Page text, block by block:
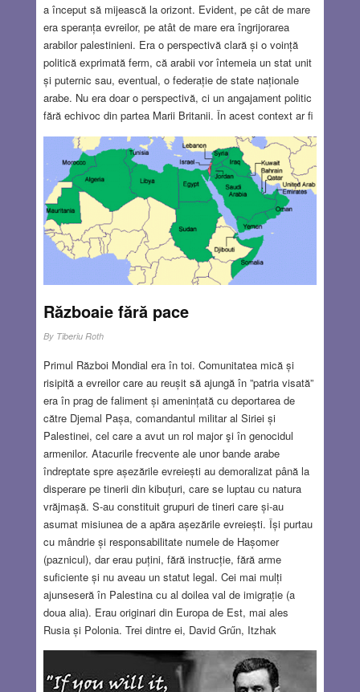
a început să mijească la orizont. Evident, pe cât de mare
era speranța evreilor, pe atât de mare era îngrijorarea
arabilor palestinieni. Era o perspectivă clară și o voință
politică exprimată ferm, că arabii vor întemeia un stat unit
și puternic sau, eventual, o federație de state naționale
arabe. Nu era doar o perspectivă, ci un angajament politic
fără echivoc din partea Marii Britanii. În acest context ar fi
fost firesc și corect ca Marea Britanie, o mare putere cu
multe interese în Orientul Mijlociu, care voia să-și asigure
un aliat de încredere împotriva și în locul Imperiului
Otoman, să fi încurajat și mediat o alianță între sionismul
evreiesc și naționalismul arab, dar englezii au procedat
exact pe dos. Făcând înțelegeri și promisiuni secrete
separat celor doi protagoniști, au creat între ei o tensiune
care ar fi putut fi evitată și care a generat un conflict de un
secol, al cărui deznodământ nu se întrevede nici
Războaie fără pace
By Tiberiu Roth
Primul Război Mondial era în toi. Comunitatea mică și
risipită a evreilor care au reușit să ajungă în ”patria visată”
era în prag de faliment și amenințată cu deportarea de
către Djemal Pașa, comandantul militar al Siriei și
Palestinei, cel care a avut un rol major şi în genocidul
armenilor. Atacurile frecvente ale unor bande arabe
îndreptate spre așezările evreiești au demoralizat până la
disperare pe tinerii din kibuțuri, care se luptau cu natura
vrăjmașă. S-au constituit grupuri de tineri care și-au
asumat misiunea de a apăra așezările evreiești. Își purtau
cu mândrie și responsabilitate numele de Hașomer
(paznicul), dar erau puțini, fără instrucție, fără arme
suficiente și nu aveau un statut legal. Cei mai mulți
ajunseseră în Palestina cu al doilea val de imigrație (a
doua alia). Erau originari din Europa de Est, mai ales
Rusia și Polonia. Trei dintre ei, David Grűn, Itzhak
Șimșelevici și Chaim Weizmann, cu destine diferite dar
toți din aceeași generație și originari din aceeași Rusie
nemărginită, împreună cu Iosef Trumpeldor și Vladimir